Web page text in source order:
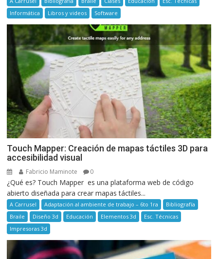
Informática
Libros y videos Software
Touch Mapper: Creación de mapas táctiles 3D para
accesibilidad visual
Fabricio Maminote 0
¿Qué es? Touch Mapper es una plataforma web de código
abierto diseñada para crear mapas táctiles...
A Carrusel Adaptación al ambiente de trabajo – 6to 1ra
Bibliografía
Braile
Diseño 3d Educación Elementos 3d
Esc. Técnicas
Impresoras 3d